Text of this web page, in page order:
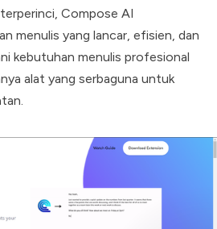
Compose AI
menulis yang lancar, efisien, dan
kebutuhan menulis profesional
alat yang serbaguna untuk